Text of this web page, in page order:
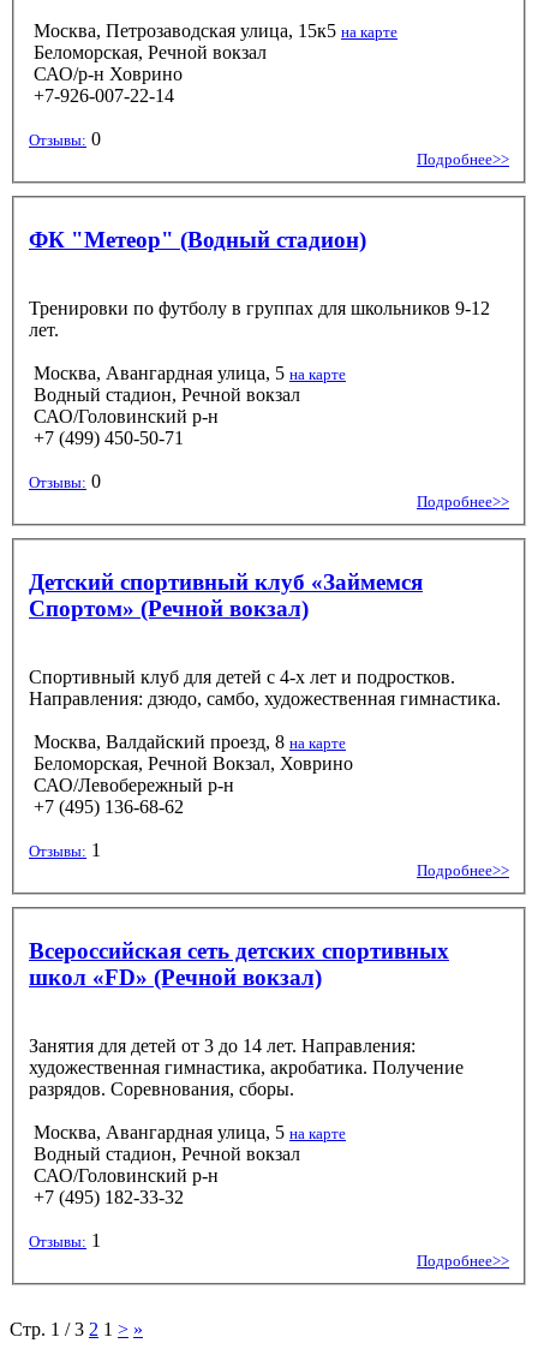
Москва, Петрозаводская улица, 15к5 на карте
Беломорская, Речной вокзал
САО/р-н Ховрино
+7-926-007-22-14
Отзывы: 0
Подробнее>>
ФК "Метеор" (Водный стадион)
Тренировки по футболу в группах для школьников 9-12
лет.
Москва, Авангардная улица, 5 на карте
Водный стадион, Речной вокзал
САО/Головинский р-н
+7 (499) 450-50-71
Отзывы: 0
Подробнее>>
Детский спортивный клуб «Займемся
Спортом» (Речной вокзал)
Спортивный клуб для детей с 4-х лет и подростков.
Направления: дзюдо, самбо, художественная гимнастика.
Москва, Валдайский проезд, 8 на карте
Беломорская, Речной Вокзал, Ховрино
САО/Левобережный р-н
+7 (495) 136-68-62
Отзывы: 1
Подробнее>>
Всероссийская сеть детских спортивных
школ «FD» (Речной вокзал)
Занятия для детей от 3 до 14 лет. Направления:
художественная гимнастика, акробатика. Получение
разрядов. Соревнования, сборы.
Москва, Авангардная улица, 5 на карте
Водный стадион, Речной вокзал
САО/Головинский р-н
+7 (495) 182-33-32
Отзывы: 1
Подробнее>>
Стр. 1 / 3 2 1 > »